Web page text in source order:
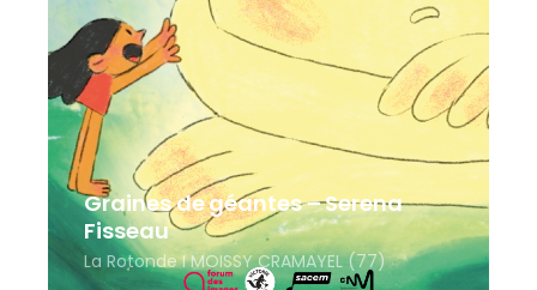
Graines de géantes – Serena
Fisseau
La Rotonde I MOISSY CRAMAYEL (77)